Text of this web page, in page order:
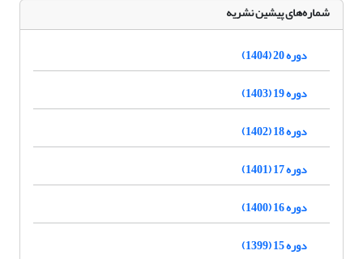
شماره‌های پیشین نشریه
دوره 20 (1404)
دوره 19 (1403)
دوره 18 (1402)
دوره 17 (1401)
دوره 16 (1400)
دوره 15 (1399)